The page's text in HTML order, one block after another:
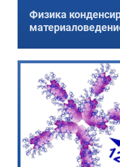
Физика